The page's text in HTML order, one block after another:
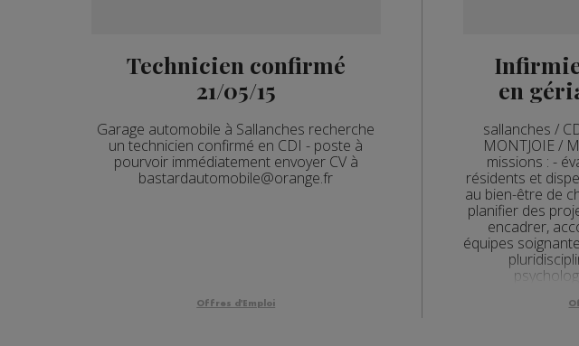
Technicien confirmé
21/05/15
Garage automobile à Sallanches recherche
un technicien confirmé en CDI - poste à
pourvoir immédiatement envoyer CV à
bastardautomobile@orange.fr
Offres d'Emploi
en
sallanches /
MONTJOIE /
missions : -
résidents et
au bien-être de
planifier des
encadrer,
équipes